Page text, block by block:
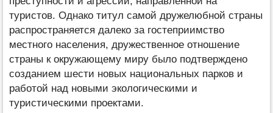
туристов. Однако титул самой дружелюбной страны
распространяется далеко за гостеприимство
местного населения, дружественное отношение
страны к окружающему миру было подтверждено
созданием шести новых национальных парков и
работой над новыми экологическими и
туристическими проектами.